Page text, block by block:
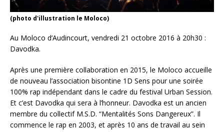
(photo d'illustration le Moloco)
Au Moloco d’Audincourt, vendredi 21 octobre 2016 à 20h30 :
Davodka.
Après une première collaboration en 2015, le Moloco accueille
de nouveau l’association bisontine 1D Sens pour une soirée
100% rap indépendant dans le cadre du festival Urban Session.
Et c’est Davodka qui sera à l’honneur. Davodka est un ancien
membre du collectif M.S.D. “Mentalités Sons Dangereux”. Il
commence le rap en 2003, et après 10 ans de travail au sein